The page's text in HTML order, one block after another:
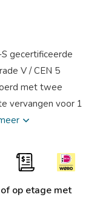
gecertificeerde
V / CEN 5
met twee
vervangen voor 1
op etage met